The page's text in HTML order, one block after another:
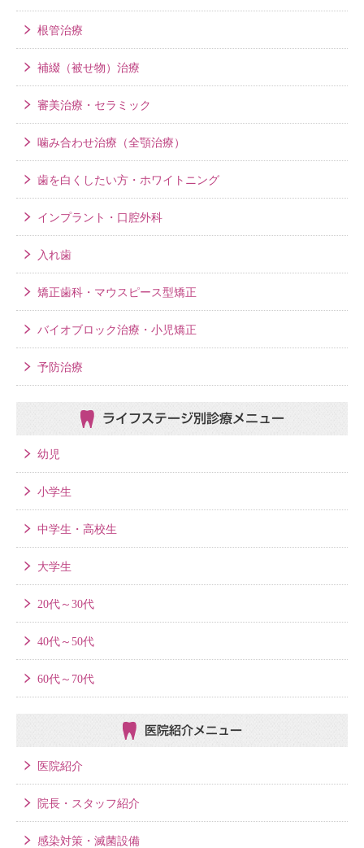
根管治療
補綴（被せ物）治療
審美治療・セラミック
噛み合わせ治療（全顎治療）
歯を白くしたい方・ホワイトニング
インプラント・口腔外科
入れ歯
矯正歯科・マウスピース型矯正
バイオブロック治療・小児矯正
予防治療
ライフステージ別 診療メニュー
幼児
小学生
中学生・高校生
大学生
20代～30代
40代～50代
60代～70代
医院紹介メニュー
医院紹介
院長・スタッフ紹介
感染対策・滅菌設備